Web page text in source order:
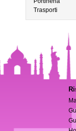
Trasporti